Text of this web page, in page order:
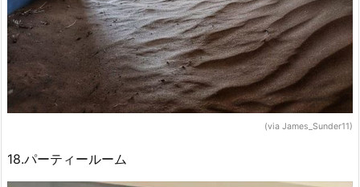
(via James_Sunder11)
18.パーティールーム